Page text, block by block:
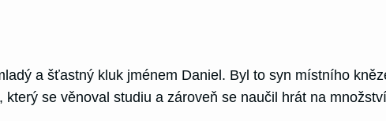
a šťastný kluk jménem Daniel. Byl to syn místního
se věnoval studiu a zároveň se naučil hrát na